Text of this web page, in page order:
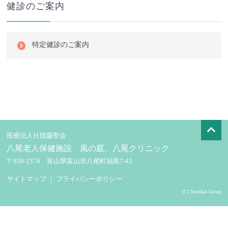
健診のご案内
特定健診のご案内
医療法人社団藤聖会
八尾老人保健施設 風の庭、八尾クリニック
〒939-2376 富山県富山市八尾町福島7-42
サイトマップ｜ プライバシーポリシー
(C) Toseikai Group